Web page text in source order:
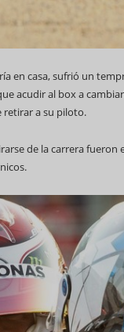
en casa, sufrió un
acudir al box a
retirar a su piloto.
de la carrera fueron